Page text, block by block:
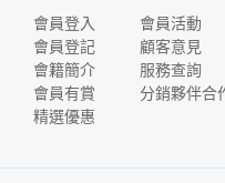
會員登入
會員登記
會籍簡介
會員有賞
精選優惠
會員活動
顧客意見
服務查詢
分銷夥伴合